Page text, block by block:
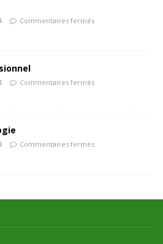
Commentaires fermés
Commentaires fermés
Commentaires fermés